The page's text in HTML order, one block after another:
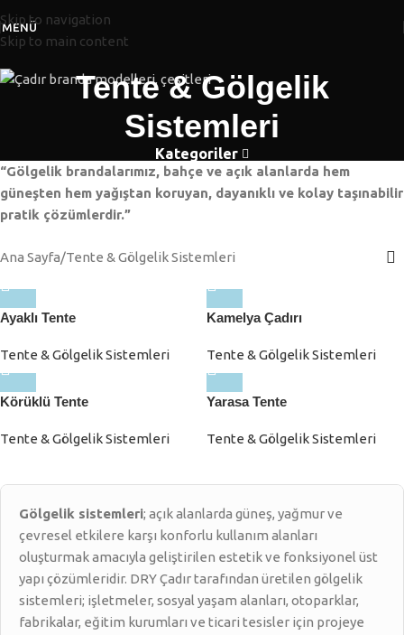
Skip to navigation
Skip to main content
MENÜ
Tente & Gölgelik
Sistemleri
Kategoriler
“Gölgelik brandalarımız, bahçe ve açık alanlarda hem
güneşten hem yağıştan koruyan, dayanıklı ve kolay taşınabilir
pratik çözümlerdir.”
Ana Sayfa Tente & Gölgelik Sistemleri
Ayaklı Tente
Tente & Gölgelik Sistemleri
Kamelya Çadırı
Tente & Gölgelik Sistemleri
Körüklü Tente
Tente & Gölgelik Sistemleri
Yarasa Tente
Tente & Gölgelik Sistemleri
Gölgelik sistemleri; açık alanlarda güneş, yağmur ve
çevresel etkilere karşı konforlu kullanım alanları
oluşturmak amacıyla geliştirilen estetik ve fonksiyonel üst
yapı çözümleridir. DRY Çadır tarafından üretilen gölgelik
sistemleri; işletmeler, sosyal yaşam alanları, otoparklar,
fabrikalar, eğitim kurumları ve ticari tesisler için projeye